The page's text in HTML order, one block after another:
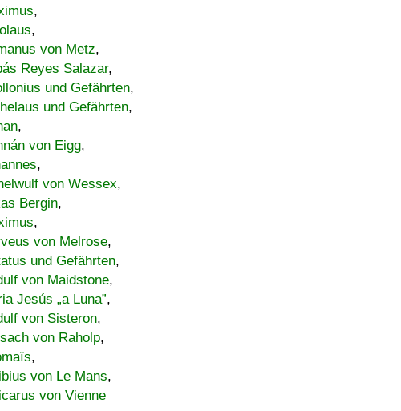
,
,
von Metz,
Reyes Salazar,
und Gefährten,
und Gefährten,
,
von Eigg,
,
von Wessex,
Bergin,
,
von Melrose,
und Gefährten,
von Maidstone,
Jesús „a Luna”,
von Sisteron,
von Raholp,
,
von Le Mans,
von Vienne